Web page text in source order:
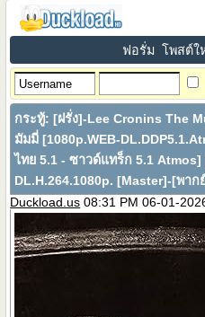
ฟอรั่ม โพสต์ใ
กระทู้:[ฝรั่ง]-Lee Cronins The
มัมมี่ [1080p.WEB-
ไทย 5.1 - ซาวด์แทร็ก 5.1
DL.H.264.1080p. [Master]-[พาก
Duckload.us 08:31 PM 06-01-